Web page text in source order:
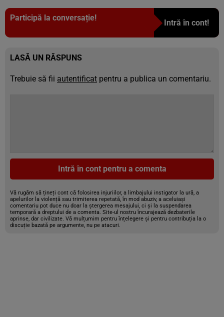
Participă la conversație!
Intră în cont!
LASĂ UN RĂSPUNS
Trebuie să fii autentificat pentru a publica un comentariu.
Intră în cont pentru a comenta
Vă rugăm să țineți cont că folosirea injuriilor, a limbajului instigator la ură, a
apelurilor la violență sau trimiterea repetată, în mod abuziv, a aceluiași
comentariu pot duce nu doar la ștergerea mesajului, ci și la suspendarea
temporară a dreptului de a comenta. Site-ul nostru încurajează dezbaterile
aprinse, dar civilizate. Vă mulțumim pentru înțelegere și pentru contribuția la o
discuție bazată pe argumente, nu pe atacuri.